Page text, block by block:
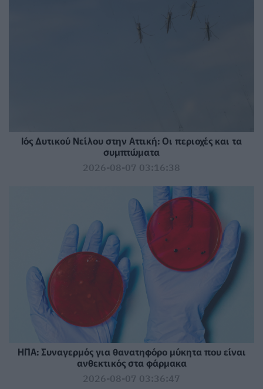
Ιός Δυτικού Νείλου στην Αττική: Οι περιοχές και τα
συμπτώματα
2026-08-07 03:16:38
ΗΠΑ: Συναγερμός για θανατηφόρο μύκητα που είναι
ανθεκτικός στα φάρμακα
2026-08-07 03:36:47